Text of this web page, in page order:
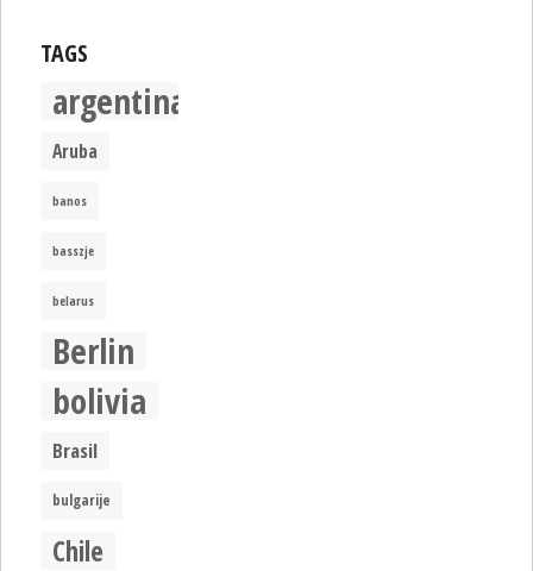
TAGS
argentina
Aruba
banos
basszje
belarus
Berlin
bolivia
Brasil
bulgarije
Chile